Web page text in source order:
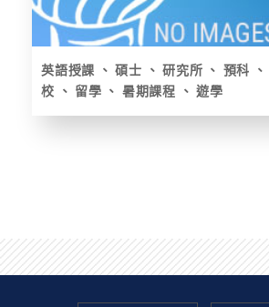
英語授課 碩士 研究所 預科
校
留學 暑期課程 遊學